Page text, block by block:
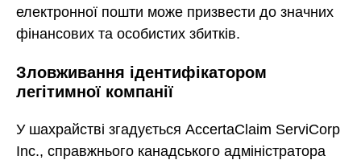
електронної пошти може призвести до значних
фінансових та особистих збитків.
Зловживання ідентифікатором
легітимної компанії
У шахрайстві згадується AccertaClaim ServiCorp
Inc., справжнього канадського адміністратора